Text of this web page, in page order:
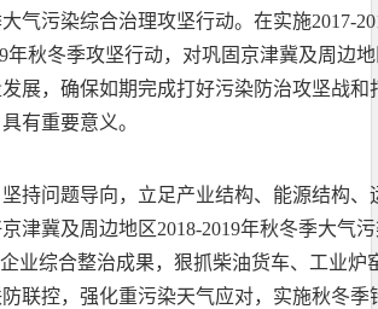
气污染综合治理攻坚行动。在实施2017-
年秋冬季攻坚行动，对巩固京津冀及周边
展，确保如期完成打好污染防治攻坚战
有重要意义。
持问题导向，立足产业结构、能源结构
津冀及周边地区2018-2019年秋冬季大气
业综合整治成果，狠抓柴油货车、工业炉
联控，强化重污染天气应对，实施秋冬